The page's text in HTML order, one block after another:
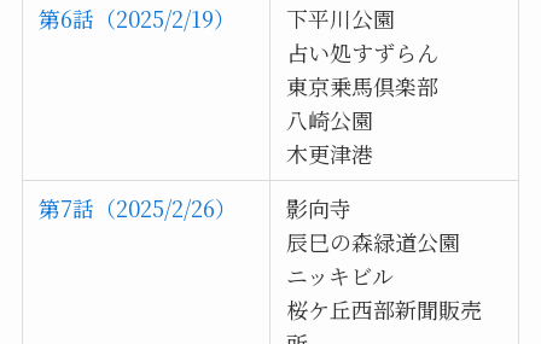
第6話（2025/2/19）
下平川公園
占い処すずらん
東京乗馬倶楽部
八崎公園
木更津港
第7話（2025/2/26）
影向寺
辰巳の森緑道公園
ニッキビル
桜ケ丘西部新聞販売